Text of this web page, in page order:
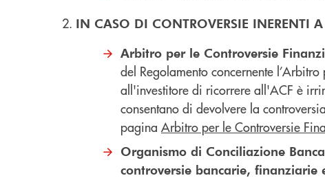
IN CASO DI CONTROVERSIE INERENTI
Arbitro per le Controversie
del Regolamento concernente
all'investitore di ricorrere all'ACF è
consentano di devolvere la
pagina Arbitro per le Controversie
Organismo di Conciliazione
controversie bancarie, finanziarie